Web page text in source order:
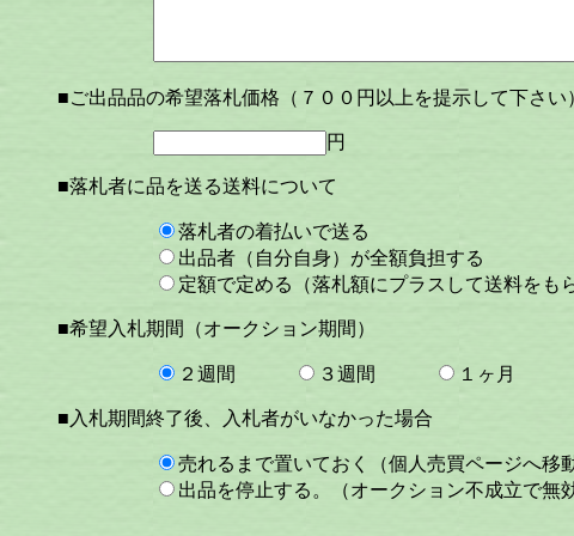
■ご出品品の希望落札価格（７００円以上を提示して下さい
円
■落札者に品を送る送料について
落札者の着払いで送る
出品者（自分自身）が全額負担する
定額で定める（落札額にプラスして送料をも
■希望入札期間（オークション期間）
２週間 ３週間 １ヶ月
■入札期間終了後、入札者がいなかった場合
売れるまで置いておく（個人売買ページへ移動
出品を停止する。（オークション不成立で無